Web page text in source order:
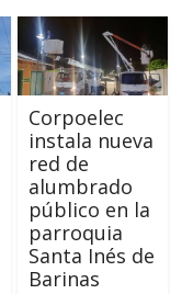
Corpoelec
instala nueva
red de
alumbrado
público en la
parroquia
Santa Inés de
Barinas